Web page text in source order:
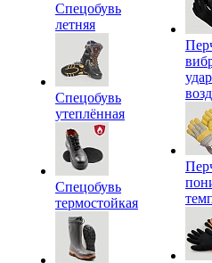
Спецобувь
летняя
Спецобувь
утеплённая
Спецобувь
термостойкая